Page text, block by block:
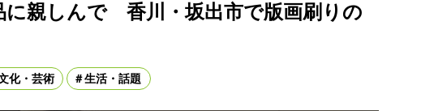
に親しんで 香川・坂出市で版画刷りの
化・芸術 生活・話題